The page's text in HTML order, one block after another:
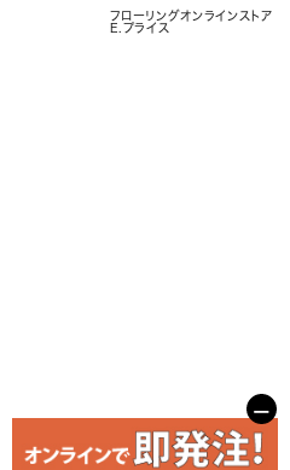
フローリングオンラインストア
E.プライス
−